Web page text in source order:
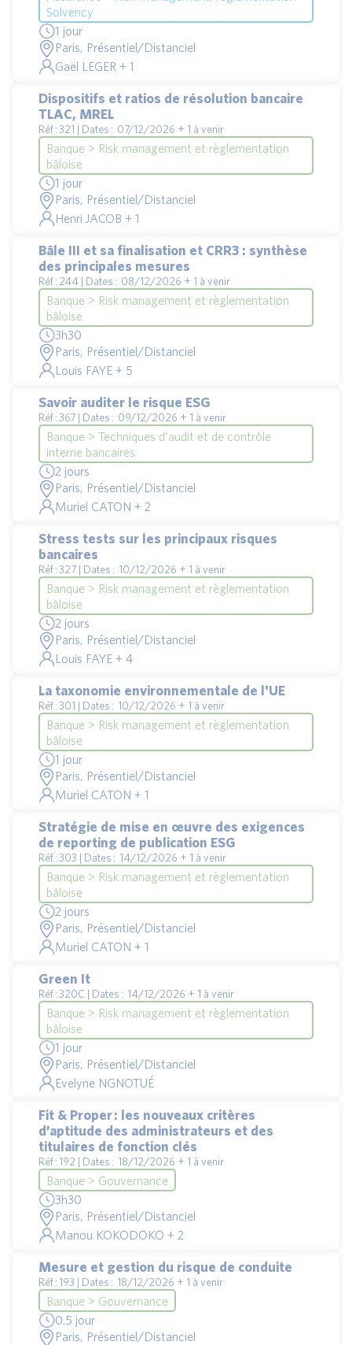
Solvency
1 jour
Paris, Présentiel/Distanciel
Gaël LEGER + 1
Dispositifs et ratios de résolution bancaire
TLAC, MREL
Réf : 321 | Dates : 07/12/2026 + 1 à venir
Banque > Risk management et règlementation
bâloise
1 jour
Paris, Présentiel/Distanciel
Henri JACOB + 1
Bâle III et sa finalisation et CRR3 : synthèse
des principales mesures
Réf : 244 | Dates : 08/12/2026 + 1 à venir
Banque > Risk management et règlementation
bâloise
3h30
Paris, Présentiel/Distanciel
Louis FAYE + 5
Savoir auditer le risque ESG
Réf : 367 | Dates : 09/12/2026 + 1 à venir
Banque > Techniques d’audit et de contrôle
interne bancaires
2 jours
Paris, Présentiel/Distanciel
Muriel CATON + 2
Stress tests sur les principaux risques
bancaires
Réf : 327 | Dates : 10/12/2026 + 1 à venir
Banque > Risk management et règlementation
bâloise
2 jours
Paris, Présentiel/Distanciel
Louis FAYE + 4
La taxonomie environnementale de l'UE
Réf : 301 | Dates : 10/12/2026 + 1 à venir
Banque > Risk management et règlementation
bâloise
1 jour
Paris, Présentiel/Distanciel
Muriel CATON + 1
Stratégie de mise en œuvre des exigences
de reporting de publication ESG
Réf : 303 | Dates : 14/12/2026 + 1 à venir
Banque > Risk management et règlementation
bâloise
2 jours
Paris, Présentiel/Distanciel
Muriel CATON + 1
Green It
Réf : 320C | Dates : 14/12/2026 + 1 à venir
Banque > Risk management et règlementation
bâloise
1 jour
Paris, Présentiel/Distanciel
Evelyne NGNOTUÉ
Fit & Proper : les nouveaux critères
d’aptitude des administrateurs et des
titulaires de fonction clés
Réf : 192 | Dates : 18/12/2026 + 1 à venir
Banque > Gouvernance
3h30
Paris, Présentiel/Distanciel
Manou KOKODOKO + 2
Mesure et gestion du risque de conduite
Réf : 193 | Dates : 18/12/2026 + 1 à venir
Banque > Gouvernance
0.5 jour
Paris, Présentiel/Distanciel